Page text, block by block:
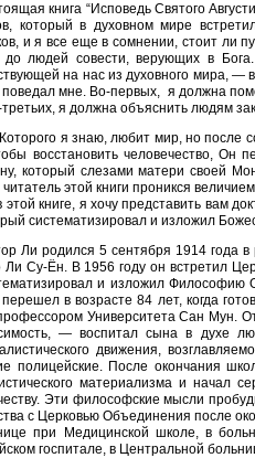
книга “Исповедь Святого
который в духовном мире
и я все еще в сомнении, стоит ли
до людей совести, верующих в
на нас из духовного мира, —
поведал мне. Во-первых, я должна
я должна объяснить людям
Которого я знаю, любит мир, но
восстановить человечество,
который слезами матери своей
этой книги проникся
этой книге, я хочу представить вам
систематизировал и изложил
Ли родился 5 сентября 1914 года
Ли Су-Ён. В 1956 году он встретил
и изложил Философию
в возрасте 84 лет, когда
Университета Сан Мун.
— воспитал сына в духе
движения,
полицейские. После окончания
материализма и начал
Эти философские мысли
с Церковью Объединения после
при Медицинской школе, в
госпитале, в Центральной